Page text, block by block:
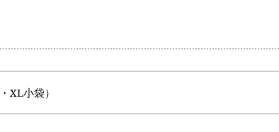
XL小袋）